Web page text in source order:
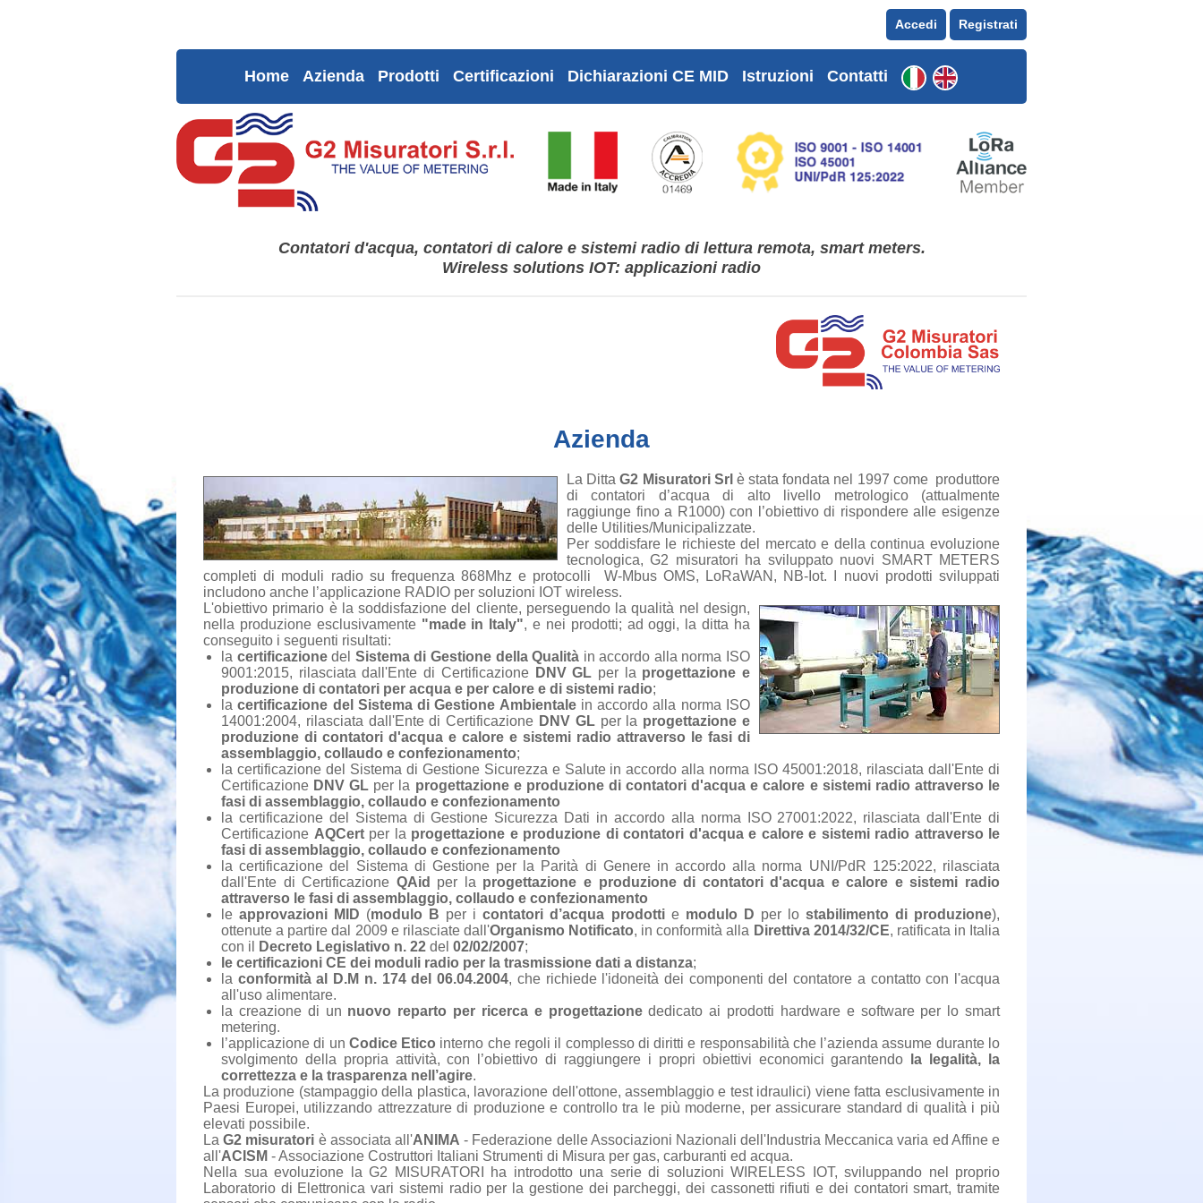
Accedi Registrati
Home Azienda Prodotti Certificazioni Dichiarazioni CE MID Istruzioni Contatti
Contatori d'acqua, contatori di calore e sistemi radio di lettura remota, smart meters.
Wireless solutions IOT: applicazioni radio
Azienda
La DittaG2 Misuratori Srl è stata fondata nel 1997 come produttore
di contatori d’acqua di alto livello metrologico (attualmente
raggiunge fino a R1000) con l’obiettivo di rispondere alle esigenze
delle Utilities/Municipalizzate.
Per soddisfare le richieste del mercato e della continua evoluzione
tecnologica, G2 misuratori ha sviluppato nuovi SMART METERS
completi di moduli radio su frequenza 868Mhz e protocolli W-Mbus OMS, LoRaWAN, NB-Iot. I nuovi prodotti sviluppati
includono anche l’applicazione RADIO per soluzioni IOT wireless.
L'obiettivo primario è la soddisfazione del cliente, perseguendo la qualità nel design,
nella produzione esclusivamente "made in Italy", e nei prodotti; ad oggi, la ditta ha
conseguito i seguenti risultati:
la certificazionedel Sistema di Gestione della Qualità in accordo alla norma ISO
9001:2015, rilasciata dall'Ente di Certificazione DNV GL per la progettazione e
produzione di contatori per acqua e per calore e di sistemi radio;
lacertificazione del Sistema di Gestione Ambientale in accordo alla norma ISO
14001:2004, rilasciata dall'Ente di Certificazione DNV GLper la progettazione e
produzione di contatori d'acqua e calore e sistemi radio attraverso le fasi di
assemblaggio, collaudo e confezionamento;
la certificazione del Sistema di Gestione Sicurezza e Salute in accordo alla norma ISO 45001:2018, rilasciata dall'Ente di
Certificazione DNV GL per la progettazione e produzione di contatori d'acqua e calore e sistemi radio attraverso le
fasi di assemblaggio, collaudo e confezionamento
la certificazione del Sistema di Gestione Sicurezza Dati in accordo alla norma ISO 27001:2022, rilasciata dall'Ente di
Certificazione AQCertper la progettazione e produzione di contatori d'acqua e calore e sistemi radio attraverso le
fasi di assemblaggio, collaudo e confezionamento
la certificazione del Sistema di Gestione per la Parità di Genere in accordo alla norma UNI/PdR 125:2022, rilasciata
dall'Ente di Certificazione QAid per la progettazione e produzione di contatori d'acqua e calore e sistemi radio
attraverso le fasi di assemblaggio, collaudo e confezionamento
leapprovazioni MID (modulo B per icontatori d’acqua prodottie modulo D per lo stabilimento di produzione),
ottenute a partire dal 2009 e rilasciate dall'Organismo Notificato, in conformità alla Direttiva 2014/32/CE, ratificata in Italia
con il
Decreto Legislativo n. 22 del 02/02/2007;
le certificazioni CE dei moduli radio per la trasmissione dati a distanza;
la conformità al D.M n. 174 del 06.04.2004, che richiede l'idoneità dei componenti del contatore a contatto con l'acqua
all'uso alimentare.
la creazione di un nuovo reparto per ricerca e progettazionededicato ai prodotti hardware e software per lo smart
metering.
l’applicazione di un Codice Etico interno che regoli il complesso di diritti e responsabilità che l’azienda assume durante lo
svolgimento della propria attività, con l’obiettivo di raggiungere i propri obiettivi economici garantendo
la legalità, la
correttezza e la trasparenza nell’agire.
La produzione (stampaggio della plastica, lavorazione dell'ottone, assemblaggio e test idraulici) viene fatta esclusivamente in
Paesi Europei, utilizzando attrezzature di produzione e controllo tra le più moderne, per assicurare standard di qualità i più
elevati possibile.
LaG2 misuratori è associata all'ANIMA - Federazione delle Associazioni Nazionali dell'Industria Meccanica varia ed Affine e
all'ACISM - Associazione Costruttori Italiani Strumenti di Misura per gas, carburanti ed acqua.
Nella sua evoluzione la G2 MISURATORI ha introdotto una serie di soluzioni WIRELESS IOT, sviluppando nel proprio
Laboratorio di Elettronica vari sistemi radio per la gestione dei parcheggi, dei cassonetti rifiuti e dei contatori smart, tramite